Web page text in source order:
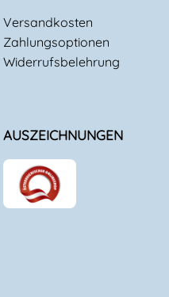
Versandkosten
Zahlungsoptionen
Widerrufsbelehrung
AUSZEICHNUNGEN